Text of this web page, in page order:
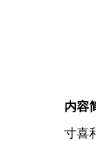
内容
寸喜